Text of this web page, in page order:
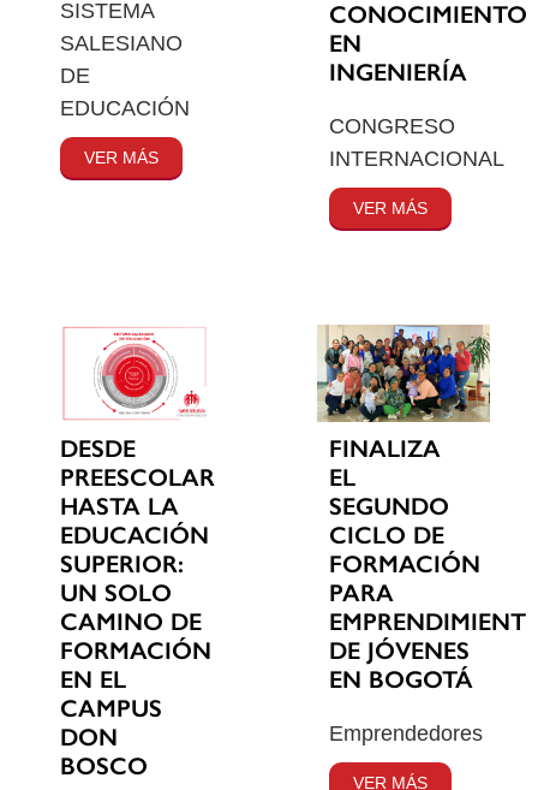
SISTEMA
SALESIANO
DE
EDUCACIÓN
VER MÁS
CONOCIMIENTO
EN
INGENIERÍA
CONGRESO
INTERNACIONAL
VER MÁS
DESDE
PREESCOLAR
HASTA LA
EDUCACIÓN
SUPERIOR:
UN SOLO
CAMINO DE
FORMACIÓN
EN EL
CAMPUS
DON
BOSCO
FINALIZA
EL
SEGUNDO
CICLO DE
FORMACIÓN
PARA
DE JÓVENES
EN BOGOTÁ
Emprendedores
VER MÁS